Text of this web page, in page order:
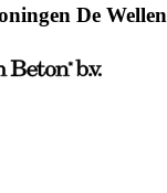
De Wellen